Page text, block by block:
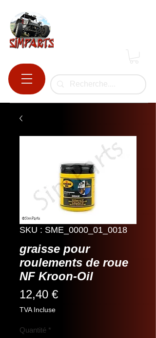
SKU : SME_0000_01_0018
graisse pour
roulements de roue
NF Kroon-Oil
12,40 €Prix
TVA Incluse
Quantité *